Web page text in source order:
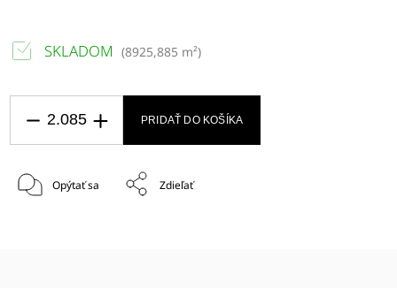
SKLADOM (8925,885 m²)
PRIDAŤ DO KOŠÍKA
Opýtať sa Zdieľať